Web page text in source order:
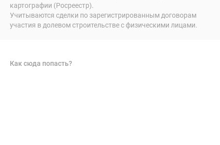
картографии (Росреестр).
Учитываются сделки по зарегистрированным договорам
участия в долевом строительстве с физическими лицами.
Как сюда попасть?